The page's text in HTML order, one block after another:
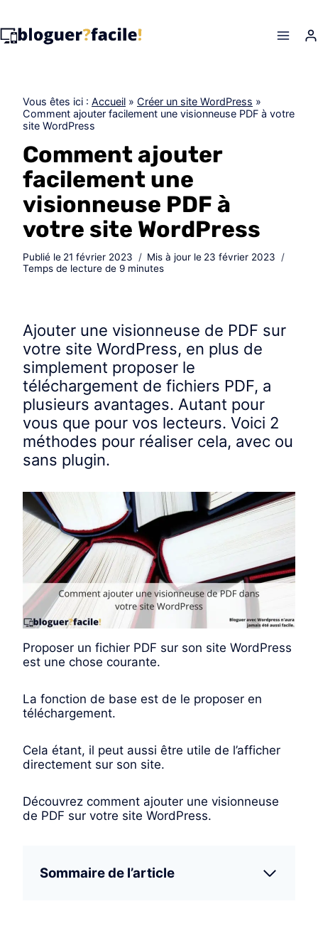
content
Vous êtes ici : Accueil » Créer un site WordPress »
Comment ajouter facilement une visionneuse PDF à votre
site WordPress
Comment ajouter
facilement une
visionneuse PDF à
votre site WordPress
Publié le 21 février 2023 Mis à jour le 23 février 2023
Temps de lecture de 9 minutes
Ajouter une visionneuse de PDF sur
votre site WordPress, en plus de
simplement proposer le
téléchargement de fichiers PDF, a
plusieurs avantages. Autant pour
vous que pour vos lecteurs. Voici 2
méthodes pour réaliser cela, avec ou
sans plugin.
Proposer un fichier PDF sur son site WordPress
est une chose courante.
La fonction de base est de le proposer en
téléchargement.
Cela étant, il peut aussi être utile de l’afficher
directement sur son site.
Découvrez comment ajouter une visionneuse
de PDF sur votre site WordPress.
Sommaire de l’article